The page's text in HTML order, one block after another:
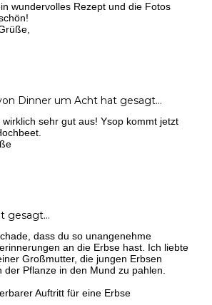
wundervolles Rezept und die Fotos
Dinner um Acht hat gesagt…
wirklich sehr gut aus! Ysop kommt jetzt
gesagt…
dass du so unangenehme
an die Erbse hast. Ich liebte
Großmutter, die jungen Erbsen
der Pflanze in den Mund zu pahlen.
Auftritt für eine Erbse